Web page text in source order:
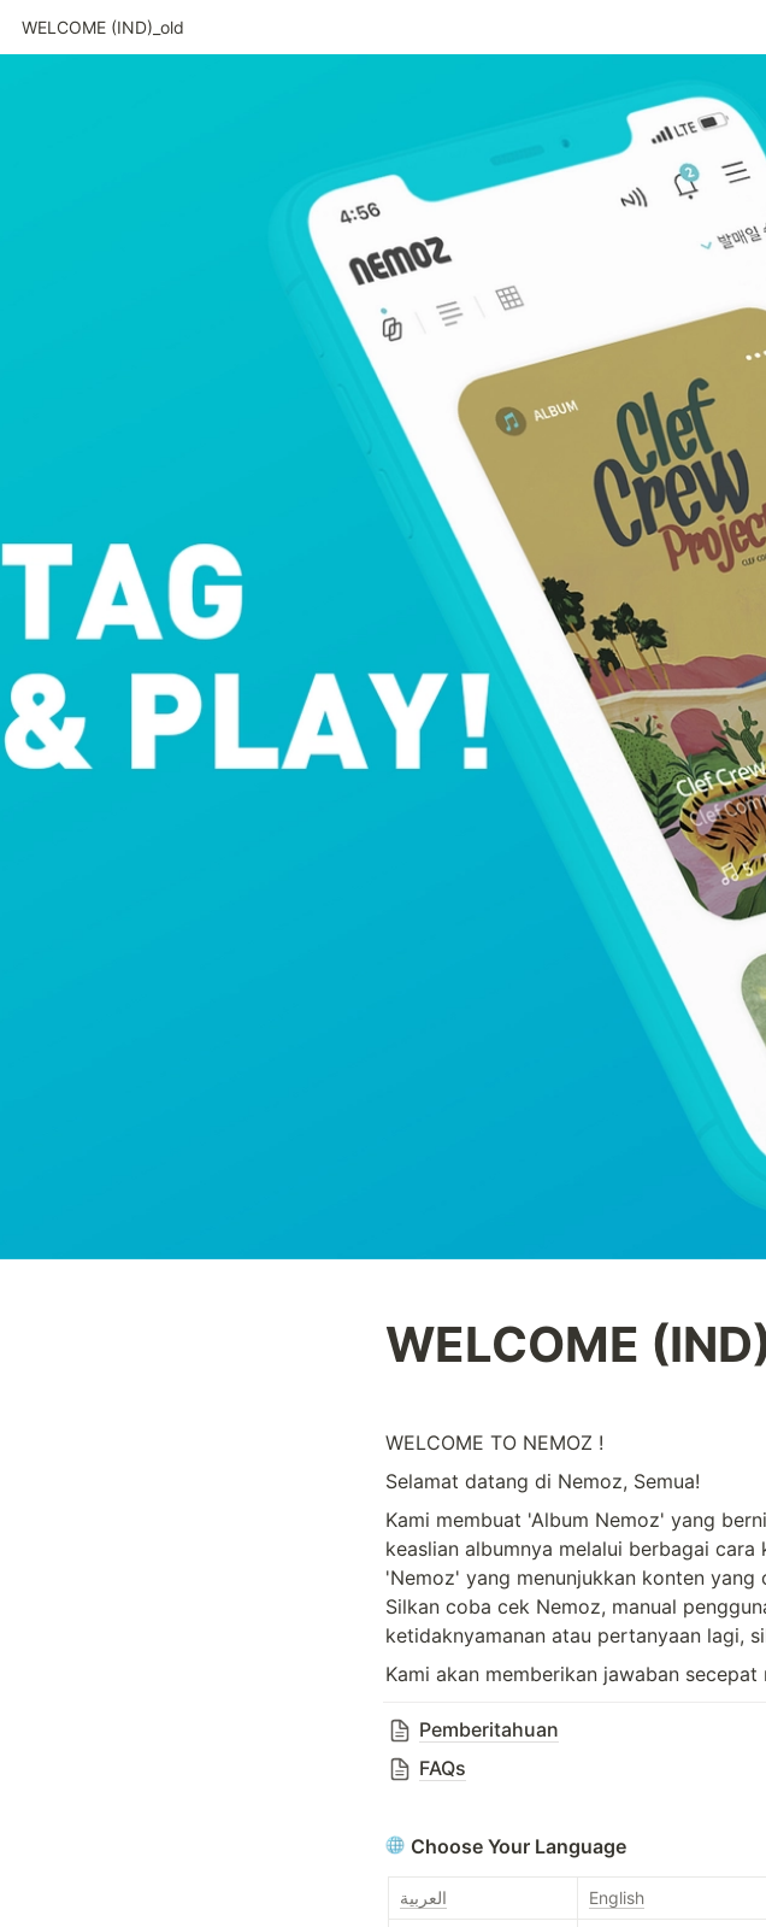
WELCOME (IND)_old
WELCOME
WELCOME TO NEMOZ !
Selamat datang di Nemoz, Semua!
Kami membuat 'Album Nemoz' yang
keaslian albumnya melalui berbagai
'Nemoz' yang menunjukkan konten
Silkan coba cek Nemoz, manual
ketidaknyamanan atau pertanyaan lagi,
Kami akan memberikan jawaban secepat
Pemberitahuan
FAQs
Choose Your Language
العربية English